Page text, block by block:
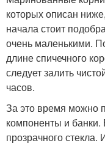
которых описан
начала стоит
очень маленькими.
длине спичечного
следует залить
часов.
За это время можно
компоненты и банки.
прозрачного